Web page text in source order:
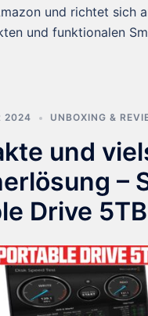
und richtet sich
und funktionalen
2024 UNBOXING &
und
–
Drive 5TB